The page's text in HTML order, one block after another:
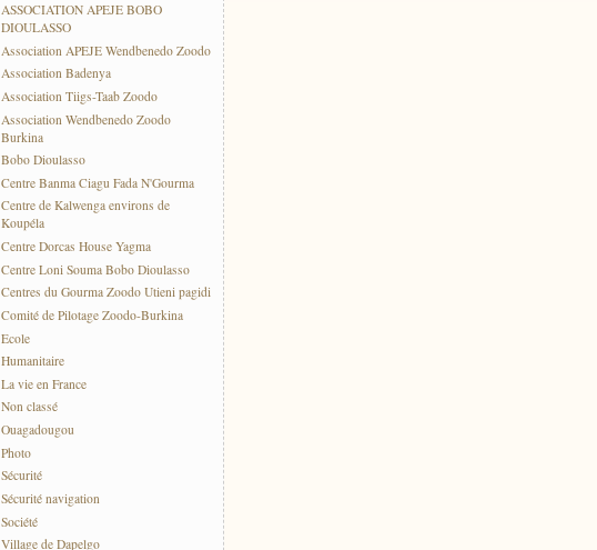
ASSOCIATION APEJE BOBO
DIOULASSO
Association APEJE Wendbenedo Zoodo
Association Badenya
Association Tiigs-Taab Zoodo
Association Wendbenedo Zoodo
Burkina
Bobo Dioulasso
Centre Banma Ciagu Fada N'Gourma
Centre de Kalwenga environs de
Koupéla
Centre Dorcas House Yagma
Centre Loni Souma Bobo Dioulasso
Centres du Gourma Zoodo Utieni pagidi
Comité de Pilotage Zoodo-Burkina
Ecole
Humanitaire
La vie en France
Non classé
Ouagadougou
Photo
Sécurité
Sécurité navigation
Société
Village de Dapelgo